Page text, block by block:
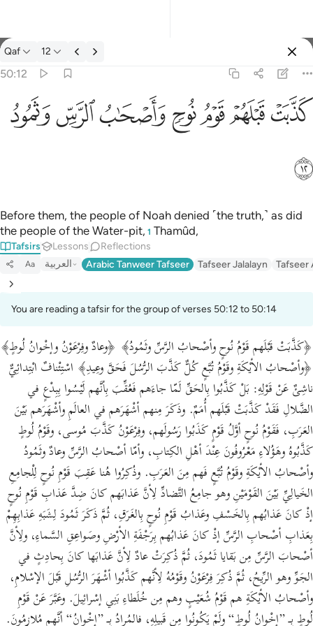
Tafsir: Qaf 50:12
Qaf 12
50:12
كذبت قبلهم قوم نوح واصحاب الرس وثمود ١٢
كَذَّبَتْ قَبْلَهُمْ قَوْمُ نُوحٍۢ وَأَصْحَـٰبُ ٱلرَّسِّ وَثَمُودُ ١٢
ﲫﲬﲭﲮﲯﲰﲱ
ﲲ
Before them, the people of Noah denied ˹the truth,˺ as did
the people of the Water-pit, 1 Thamûd,
Tafsirs Lessons Reflections
Aa العربية Arabic Tanweer Tafseer Tafseer Jalalayn Tafseer
You are reading a tafsir for the group of verses 50:12 to 50:14
﴿كَذَّبَتْ قَبْلَهم قَوْمُ نُوحٍ وأصْحابُ الرَّسِّ وثَمُودُ﴾ ﴿وعادٌ وفِرْعَوْنُ وإخْوانُ لُوطٍ﴾
﴿وأصْحابُ الأيْكَةِ وقَوْمُ تُبَّعٍ كُلٌّ كَذَّبَ الرُّسُلَ فَحَقَّ وعِيدِ﴾ اسْتِئْنافٌ ابْتِدائِيٌّ
ناشِئٌ عَنْ قَوْلِهِ: بَلْ كَذَّبُوا بِالحَقِّ لَمّا جاءَهم فَعُقِّبَ بِأنَّهم لَيْسُوا بِبِدْعٍ في
الضَّلالِ فَقَدْ كَذَّبَتْ قَبْلَهم أُمَمٌ. وذَكَرَ مِنهم أشْهَرَهم في العالَمِ وأشْهَرَهم بَيْنَ
العَرَبِ، فَقَوْمُ نُوحٍ أوَّلُ قَوْمٍ كَذَبُوا رَسُولَهم، وفِرْعَوْنُ كَذَّبَ مُوسى، وقَوْمُ لُوطٍ
كَذَّبُوهُ وهَؤُلاءِ مَعْرُوفُونَ عِنْدَ أهْلِ الكِتابِ، وأمّا أصْحابُ الرَّسِّ وعادٌ وثَمُودُ
وأصْحابُ الأيْكَةِ وقَوْمُ تُبَّعٍ فَهم مِنَ العَرَبِ. وذُكِرُوا هُنا عَقِبَ قَوْمِ نُوحٍ لِلْجامِعِ
الخَيالِيِّ بَيْنَ القَوْمَيْنِ وهو جامِعُ التَّضادِّ لِأنَّ عَذابَهم كانَ ضِدَّ عَذابِ قَوْمِ نُوحٍ
إذْ كانَ عَذابُهم بِالخَسْفِ وعَذابُ قَوْمِ نُوحٍ بِالغَرَقِ، ثُمَّ ذَكَرَ ثَمُودَ لِشَبَهِ عَذابِهِمْ
بِعَذابِ أصْحابِ الرَّسِّ إذْ كانَ عَذابُهم بِرَجْفَةِ الأرْضِ وصَواعِقِ السَّماءِ، ولِأنَّ
أصْحابَ الرَّسِّ مِن بَقايا ثَمُودَ، ثُمَّ ذُكِرَتْ عادٌ لِأنَّ عَذابَها كانَ بِحادِثٍ في
الجَوِّ وهو الرِّيحُ، ثُمَّ ذُكِرَ فِرْعَوْنُ وقَوْمُهُ لِأنَّهم كَذَّبُوا أشْهَرَ الرُّسُلِ قَبْلَ الإسْلامِ،
وأصْحابُ الأيْكَةِ هم قَوْمُ شُعَيْبٍ وهم مِن خُلَطاءِ بَنِي إسْرائِيلَ. وعَبَّرَ عَنْ قَوْمِ
لُوطٍ بِـ ”إخْوانُ لُوطٍ“ ولَمْ يَكُونُوا مِن قَبِيلِهِ، فالمُرادُ بِـ ”إخْوانُ“ أنَّهم مُلازِمُونَ.